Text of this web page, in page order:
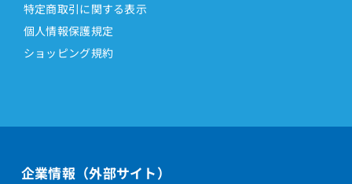
特定商取引に関する表示
個人情報保護規定
ショッピング規約
企業情報（外部サイト）